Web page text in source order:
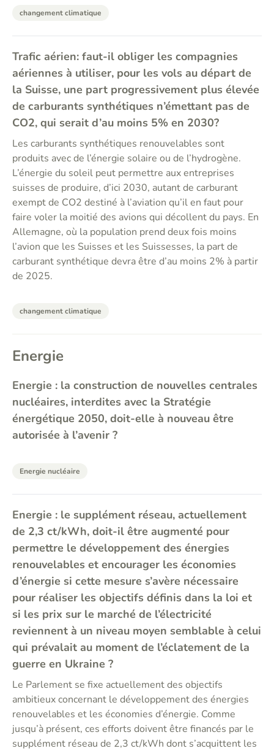
changement climatique
Trafic aérien: faut-il obliger les compagnies
aériennes à utiliser, pour les vols au départ de
la Suisse, une part progressivement plus élevée
de carburants synthétiques n’émettant pas de
CO2, qui serait d’au moins 5% en 2030?
Les carburants synthétiques renouvelables sont
produits avec de l’énergie solaire ou de l’hydrogène.
L’énergie du soleil peut permettre aux entreprises
suisses de produire, d’ici 2030, autant de carburant
exempt de CO2 destiné à l’aviation qu’il en faut pour
faire voler la moitié des avions qui décollent du pays. En
Allemagne, où la population prend deux fois moins
l’avion que les Suisses et les Suissesses, la part de
carburant synthétique devra être d’au moins 2% à partir
de 2025.
changement climatique
Energie
Energie : la construction de nouvelles centrales
nucléaires, interdites avec la Stratégie
énergétique 2050, doit-elle à nouveau être
autorisée à l’avenir ?
Energie nucléaire
Energie : le supplément réseau, actuellement
de 2,3 ct/kWh, doit-il être augmenté pour
permettre le développement des énergies
renouvelables et encourager les économies
d’énergie si cette mesure s’avère nécessaire
pour réaliser les objectifs définis dans la loi et
si les prix sur le marché de l’électricité
reviennent à un niveau moyen semblable à celui
qui prévalait au moment de l’éclatement de la
guerre en Ukraine ?
Le Parlement se fixe actuellement des objectifs
ambitieux concernant le développement des énergies
renouvelables et les économies d’énergie. Comme
jusqu’à présent, ces efforts doivent être financés par le
supplément réseau de 2,3 ct/kWh dont s’acquittent les